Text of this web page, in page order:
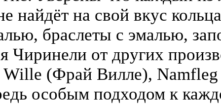
найдёт на свой вкус
браслеты с эмалью,
Чиринели от других
Wille (Фрай Вилле),
особым подходом к